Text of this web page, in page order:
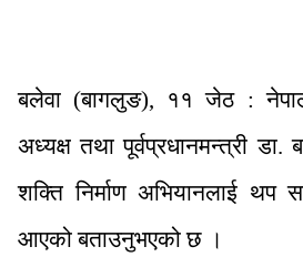
बलेवा (बागलुङ), ११ जेठ : नेपाल
अध्यक्ष तथा पूर्वप्रधानमन्त्री डा.
शक्ति निर्माण अभियानलाई थप
आएको बताउनुभएको छ ।